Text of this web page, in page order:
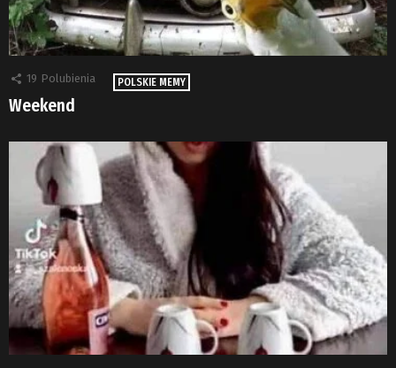
19 Polubienia POLSKIE MEMY
Weekend